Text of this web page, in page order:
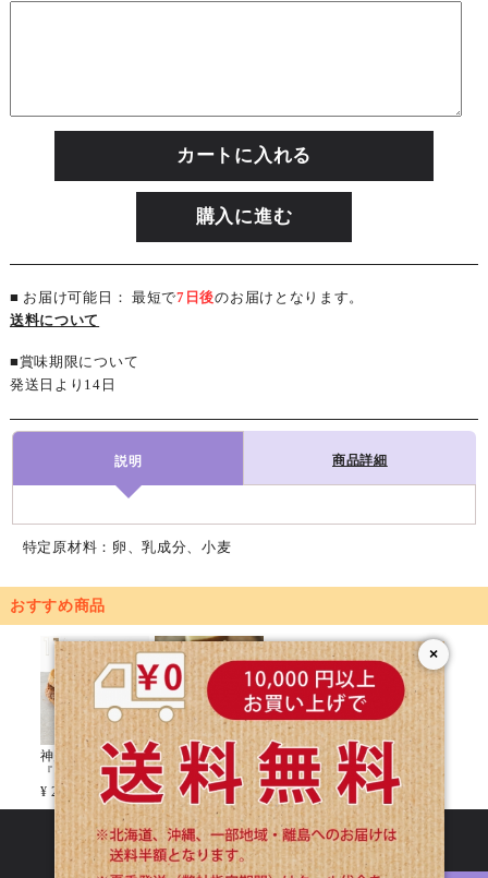
×
カートに入れる
購入に進む
■ お届け可能日： 最短で7日後のお届けとなります。
送料について
■賞味期限について
発送日より14日
説明 商品詳細
特定原材料：卵、乳成分、小麦
おすすめ商品
神戸クッキー
『11/15』
¥ 2200～
六也カットバウ
ムクーヘン
¥ 1200～
Official Site Online Shop